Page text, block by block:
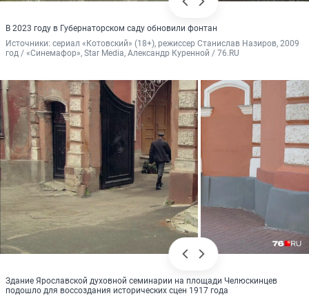
В 2023 году в Губернаторском саду обновили фонтан
Источники: сериал «Котовский» (18+), режиссер Станислав Назиров, 2009
год / «Синемафор», Star Media, Александр Куренной / 76.RU
Здание Ярославской духовной семинарии на площади Челюскинцев
подошло для воссоздания исторических сцен 1917 года